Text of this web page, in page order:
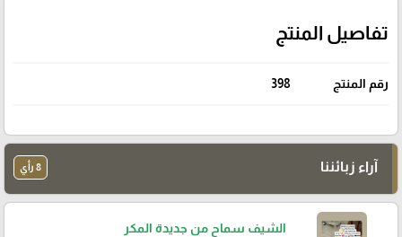
تفاصيل المنتج
رقم المنتج 398
آراء زبائننا 8 رأي
الشيف سماح من جديدة المكر